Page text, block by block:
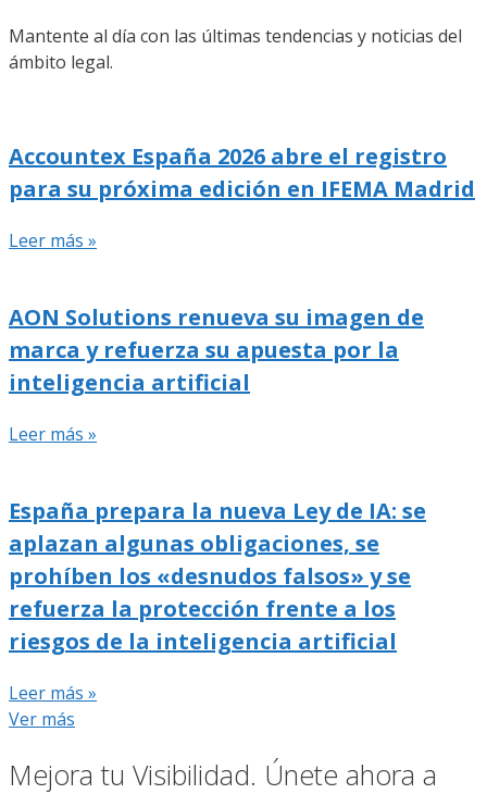
Mantente al día con las últimas tendencias y noticias del
ámbito legal.
Accountex España 2026 abre el registro
para su próxima edición en IFEMA Madrid
Leer más »
AON Solutions renueva su imagen de
marca y refuerza su apuesta por la
inteligencia artificial
Leer más »
España prepara la nueva Ley de IA: se
aplazan algunas obligaciones, se
prohíben los «desnudos falsos» y se
refuerza la protección frente a los
riesgos de la inteligencia artificial
Leer más »
Ver más
Mejora tu Visibilidad. Únete ahora a